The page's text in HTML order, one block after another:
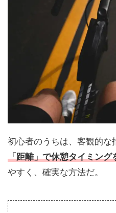
初心者のうちは、客観的な
「距離」で休憩タイミング
やすく、確実な方法だ。